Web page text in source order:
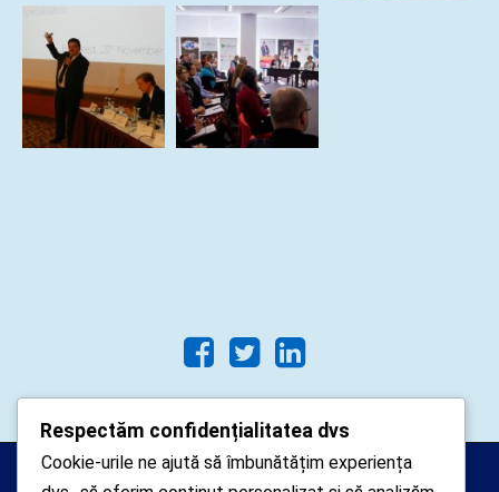
Arhipelago Interactive © 2010-
Respectăm confidențialitatea dvs
Cookie-urile ne ajută să îmbunătățim experiența